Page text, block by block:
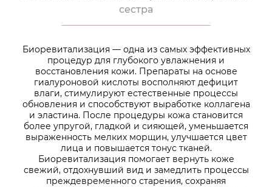
сестра
Биоревитализация — одна из самых эффективных
процедур для глубокого увлажнения и
восстановления кожи. Препараты на основе
гиалуроновой кислоты восполняют дефицит
влаги, стимулируют естественные процессы
обновления и способствуют выработке коллагена
и эластина. После процедуры кожа становится
более упругой, гладкой и сияющей, уменьшается
выраженность мелких морщин, улучшается цвет
лица и повышается тонус тканей.
Биоревитализация помогает вернуть коже
свежий, отдохнувший вид и замедлить процессы
преждевременного старения, сохраняя